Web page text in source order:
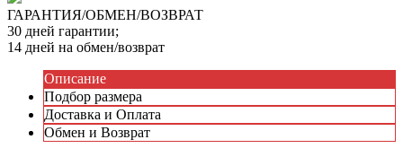
ГАРАНТИЯ/ОБМЕН/ВОЗВРАТ
30 дней гарантии;
14 дней на обмен/возврат
Описание
Подбор размера
Доставка и Оплата
Обмен и Возврат